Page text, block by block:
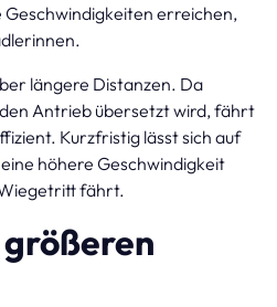
erreichen,
längere Distanzen. Da
Antrieb übersetzt wird, fährt
Kurzfristig lässt sich auf
höhere Geschwindigkeit
fährt.